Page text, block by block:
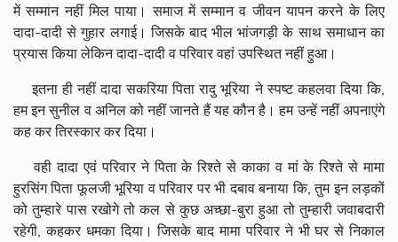
में सम्मान नहीं मिल पाया। समाज में सम्मान व जीवन यापन करने के लिए
दादा-दादी से गुहार लगाई। जिसके बाद भील भांजगड़ी के साथ समाधान का
प्रयास किया लेकिन दादा-दादी व परिवार वहां उपस्थित नहीं हुआ।
इतना ही नहीं दादा सकरिया पिता रादु भूरिया ने स्पष्ट कहलवा दिया कि,
हम इन सुनील व अनिल को नहीं जानते हैं यह कौन है। हम उन्हें नहीं अपनाएंगे
कह कर तिरस्कार कर दिया।
वही दादा एवं परिवार ने पिता के रिश्ते से काका व मां के रिश्ते से मामा
हुरसिंग पिता फूलजी भूरिया व परिवार पर भी दबाव बनाया कि, तुम इन लड़कों
को तुम्हारे पास रखोगे तो कल से कुछ अच्छा-बुरा हुआ तो तुम्हारी जवाबदारी
रहेगी, कहकर धमका दिया। जिसके बाद मामा परिवार ने भी घर से निकाल